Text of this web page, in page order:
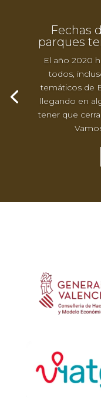
Fechas
parques
El año 2020
todos,
temáticos de
llegando en
tener que